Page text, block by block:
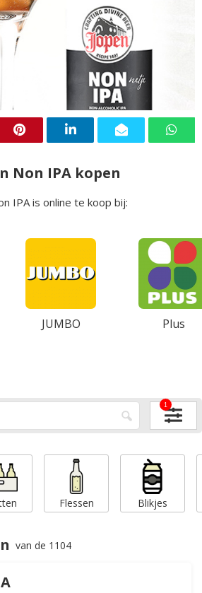
Non IPA kopen
IPA is online te koop bij:
JUMBO Plus
1
Flessen Blikjes
van de 1104